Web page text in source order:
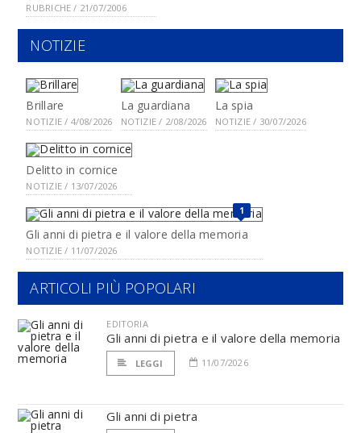
RUBRICHE / 21/07/2006
NOTIZIE
Brillare
NOTIZIE / 4/08/2026
La guardiana
NOTIZIE / 2/08/2026
La spia
NOTIZIE / 30/07/2026
Delitto in cornice
NOTIZIE / 13/07/2026
1
Gli anni di pietra e il valore della memoria
NOTIZIE / 11/07/2026
ARTICOLI PIÙ POPOLARI
EDITORIA
Gli anni di pietra e il valore della memoria
LEGGI 11/07/2026
Gli anni di pietra